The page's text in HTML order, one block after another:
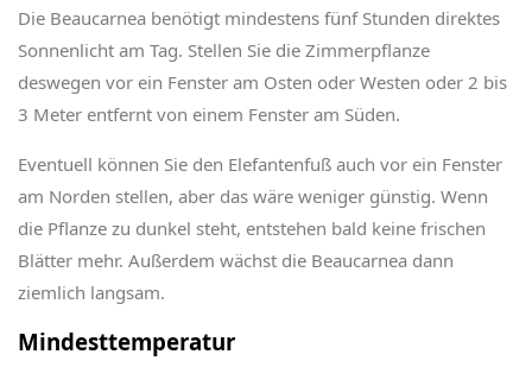
Die Beaucarnea benötigt mindestens fünf Stunden direktes
Sonnenlicht am Tag. Stellen Sie die Zimmerpflanze
deswegen vor ein Fenster am Osten oder Westen oder 2 bis
3 Meter entfernt von einem Fenster am Süden.
Eventuell können Sie den Elefantenfuß auch vor ein Fenster
am Norden stellen, aber das wäre weniger günstig. Wenn
die Pflanze zu dunkel steht, entstehen bald keine frischen
Blätter mehr. Außerdem wächst die Beaucarnea dann
ziemlich langsam.
Mindesttemperatur